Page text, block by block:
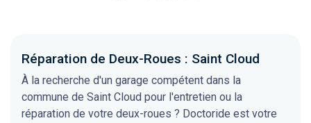
Réparation de Deux-Roues : Saint Cloud
À la recherche d'un garage compétent dans la
commune de Saint Cloud pour l'entretien ou la
réparation de votre deux-roues ? Doctoride est votre